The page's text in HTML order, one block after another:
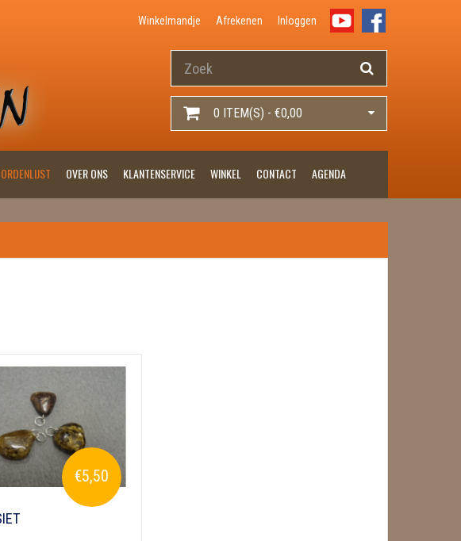
Winkelmandje Afrekenen Inloggen
0 ITEM(S) - €0,00
OVER ONS KLANTENSERVICE WINKEL CONTACT AGENDA
€5,50